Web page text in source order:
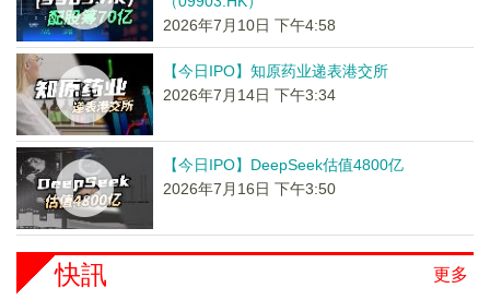
2026年7月10日 下午4:58
【今日IPO】知原药业递表港交所
2026年7月14日 下午3:34
【今日IPO】DeepSeek估值4800亿
2026年7月16日 下午3:50
更多
快訊